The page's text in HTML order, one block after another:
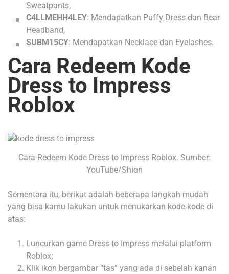
Sweatpants,
C4LLMEHH4LEY: Mendapatkan Puffy Dress dan Bear
Headband,
SUBM15CY: Mendapatkan Necklace dan Eyelashes.
Cara Redeem Kode
Dress to Impress
Roblox
Cara Redeem Kode Dress to Impress Roblox. Sumber:
YouTube/Shion
Sementara itu, berikut adalah beberapa langkah mudah
yang bisa kamu lakukan untuk menukarkan kode-kode di
atas:
Luncurkan game Dress to Impress melalui platform
Roblox;
Klik ikon bergambar “tas” yang ada di sebelah kanan